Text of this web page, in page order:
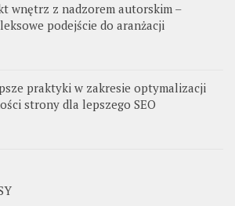
wnętrz z nadzorem autorskim –
podejście do aranżacji
praktyki w zakresie optymalizacji
strony dla lepszego SEO